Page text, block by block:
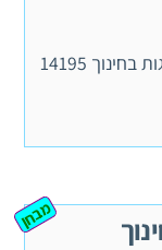
14195
מבחן